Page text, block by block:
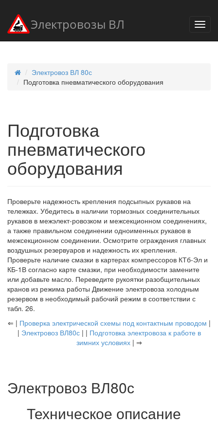
Электровозы ВЛ
Электровоз ВЛ 80с
Подготовка пневматического оборудования
Подготовка
пневматического
оборудования
Проверьте надежность крепления подсыпных рукавов на
тележках. Убедитесь в наличии тормозных соединительных
рукавов в межэлект-ровозком и межсекционном соединениях,
а также правильном соединении одноименных рукавов в
межсекционном соединении. Осмотрите ограждения главных
воздушных резервуаров и надежность их крепления.
Проверьте наличие смазки в картерах компрессоров КТб-Эл и
КБ-1В согласно карте смазки, при необходимости замените
или добавьте масло. Переведите рукоятки разобщительных
кранов из режима работы Движение электровоза холодным
резервом в необходимый рабочий режим в соответствии с
табл. 26.
⇐ | Проверка электрической схемы под контактным проводом |
| Электровоз ВЛ80с| | Подготовка электровоза к работе в
зимних условиях| ⇒
Электровоз ВЛ80с
Техническое описание